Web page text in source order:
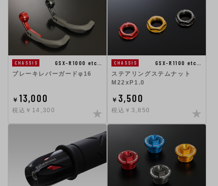
CHASSIS
GSX-R1000 etc…
ブレーキレバーガードφ16
￥ 13,000
税込￥14,300
CHASSIS
GSX-R1100 etc…
ステアリングステムナット
M22xP1.0
￥ 3,500
税込￥3,850